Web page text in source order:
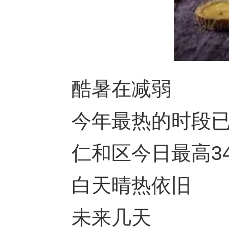
酷暑在减弱
今年最热的时段已
仁和区今日最高
白天晴热依旧
未来几天